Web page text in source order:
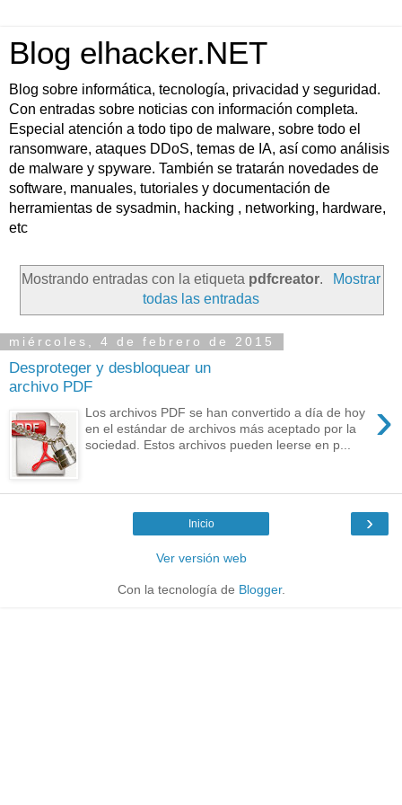
Blog elhacker.NET
Blog sobre informática, tecnología, privacidad y seguridad.
Con entradas sobre noticias con información completa.
Especial atención a todo tipo de malware, sobre todo el
ransomware, ataques DDoS, temas de IA, así como análisis
de malware y spyware. También se tratarán novedades de
software, manuales, tutoriales y documentación de
herramientas de sysadmin, hacking , networking, hardware,
etc
Mostrando entradas con la etiqueta pdfcreator.
Mostrar
todas las entradas
miércoles, 4 de febrero de 2015
Desproteger y desbloquear un
archivo PDF
›
Los archivos PDF se han convertido a día de hoy
en el estándar de archivos más aceptado por la
sociedad. Estos archivos pueden leerse en p...
›
Inicio
Ver versión web
Con la tecnología de Blogger.